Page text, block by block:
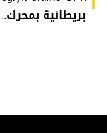
بريطانية بمحرك...